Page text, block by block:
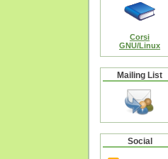
Corsi
GNU/Linux
Mailing List
Social